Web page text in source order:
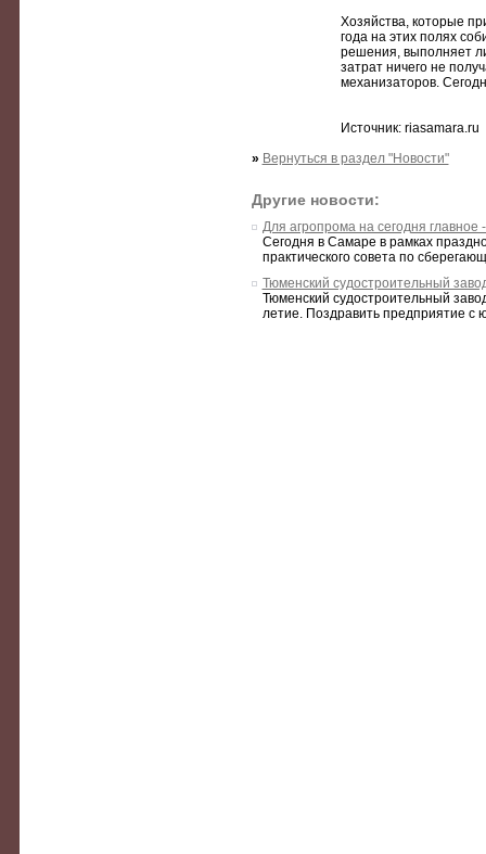
Хозяйства, которые
года на этих полях
решения, выполняет
затрат ничего не
механизаторов.
Источник: riasamara.ru
» Вернуться в раздел "Новости"
Другие новости:
Для агропрома на сегодня
Сегодня в Самаре в рамках
практического совета по
Тюменский судостроительный
Тюменский судостроительный
летие. Поздравить предприятие с